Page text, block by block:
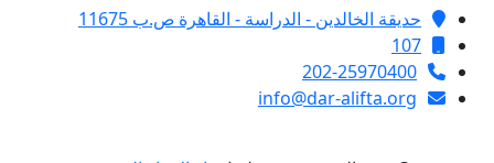
حديقة الخالدين - الدراسة - القاهرة ص.ب 11675
107
202-25970400
info@dar-alifta.org